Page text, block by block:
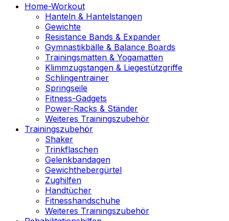
Home-Workout
Hanteln & Hantelstangen
Gewichte
Resistance Bands & Expander
Gymnastikbälle & Balance Boards
Trainingsmatten & Yogamatten
Klimmzugstangen & Liegestützgriffe
Schlingentrainer
Springseile
Fitness-Gadgets
Power-Racks & Ständer
Weiteres Trainingszubehör
Trainingszubehör
Shaker
Trinkflaschen
Gelenkbandagen
Gewichthebergürtel
Zughilfen
Handtücher
Fitnesshandschuhe
Weiteres Trainingszubehör